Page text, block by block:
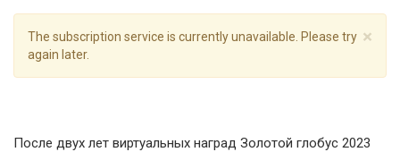
×
The subscription service is currently unavailable. Please try
again later.
После двух лет виртуальных наград Золотой глобус 2023